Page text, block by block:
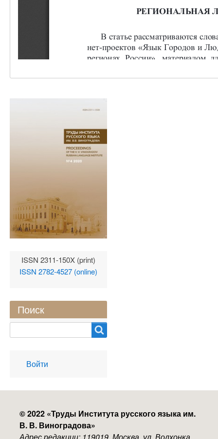
ISSN 2311-150X (print)
ISSN 2782-4527 (online)
Поиск
User
account
Войти
© 2022 «Труды Института русского языка им.
В. В. Виноградова»